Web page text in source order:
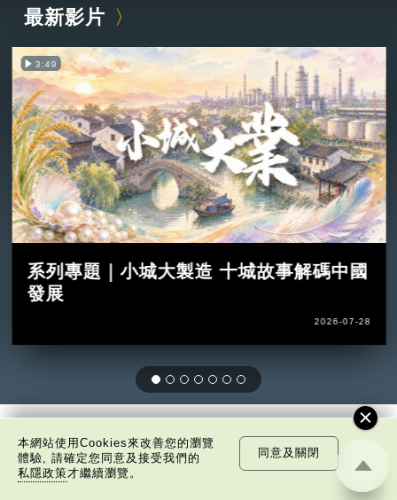
最新影片
3:49
系列專題｜小城大製造 十城故事解碼中國
發展
2026-07-28
非凡人事
本網站使用Cookies來改善您的瀏覽
體驗, 請確定您同意及接受我們的
私隱政策才繼續瀏覽。
同意及關閉